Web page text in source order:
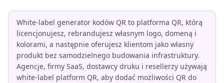
White-label generator kodów QR to platforma QR, którą
licencjonujesz, rebrandujesz własnym logo, domeną i
kolorami, a następnie oferujesz klientom jako własny
produkt bez samodzielnego budowania infrastruktury.
Agencje, firmy SaaS, dostawcy druku i resellerzy używają
white-label platform QR, aby dodać możliwości QR do